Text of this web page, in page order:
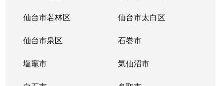
花京院
2,800万円
仙台
花京院
2,800万円
仙台
柏木
北四番丁
仙台市若林区 仙台市太白区
仙台市泉区 石巻市
塩竈市 気仙沼市